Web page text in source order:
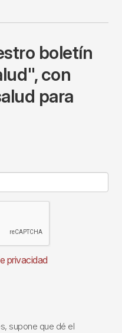
boletín
con
para
privacidad
supone que dé el